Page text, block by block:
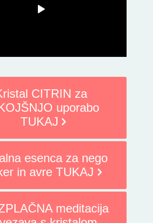
CITRIN za
uporabo
TUKAJ
esenca za nego
in avre TUKAJ
meditacija